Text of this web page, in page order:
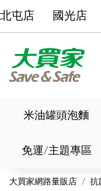
北屯店 國光店
米油罐頭泡麵
免運/主題專區
大買家網路量販店 抗